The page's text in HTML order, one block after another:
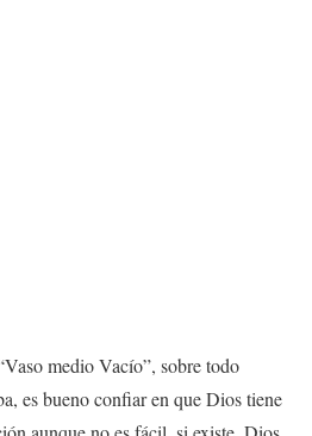
medio Vacío”, sobre todo
es bueno confiar en que Dios tiene